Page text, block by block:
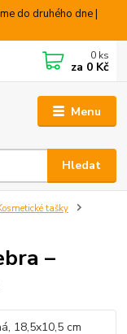
do druhého dne |
Menu
Hledat
0 ks
za 0 Kč
tašky
–